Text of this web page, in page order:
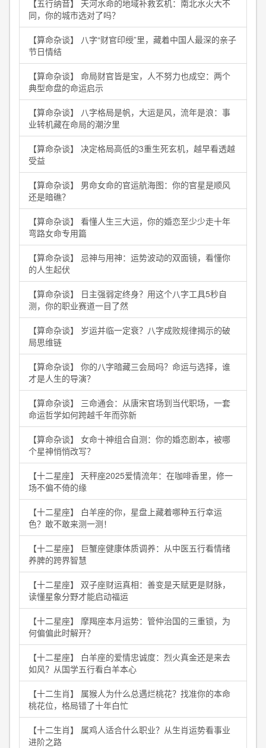
【五行纳音】 天河水命的地域补救玄机：南北水火大不
同，你的城市选对了吗？
【算命杂谈】 八字“财官印绶”里，藏着中国人最深的亲子
节日情结
【算命杂谈】 命局财官皆是宝，人不努力也成空：两个
典型命盘的命运启示
【算命杂谈】 八字格局是帆，大运是风，流年是浪：事
业转机藏在命局的潮汐里
【算命杂谈】 决定格局高低的3重生死玄机，越早看透越
受益
【算命杂谈】 男命女命的官运航海图：你的官星是顺风
还是暗礁？
【算命杂谈】 看懂人生三大运，你的婚恋至少少走十年
弯路女命专用篇
【算命杂谈】 忌神与用神：运势波动的双面镜，看懂你
的人生起伏
【算命杂谈】 日主强弱定终身？用这个八字工具5秒自
测，你的职业赛道一目了然
【算命杂谈】 岁运并临一定衰？八字成败规律揭示的破
局思维链
【算命杂谈】 你的八字暗藏三会局吗？命运与选择，谁
才是人生的导演？
【算命杂谈】 三命通会：从唐宋官场到当代职场，一套
命运哲学如何跨越千年而弥新
【算命杂谈】 女命十神组合自测：你的婚恋剧本，被哪
个星神悄悄改写？
【十二星座】 天秤座2025爱情流年：在咖啡香里，修一
场不偏不倚的缘
【十二星座】 白羊座的你，星盘上藏着哪种五行幸运
色？敢不敢来测一测！
【十二星座】 巨蟹座健康体质调养：从中医五行看情绪
养脾的跨界智慧
【十二星座】 双子座财运真相：善变是天赋更是财脉，
读懂星象分野才能启动福运
【十二星座】 摩羯座本月运势：管仲治国的三重锁，为
何偏偏此时解开？
【十二星座】 白羊座的爱情忠诚度：烈火真金还是来去
如风？从国学五行看白羊本心
【十二生肖】 属猴人为什么总遇烂桃花？找准你的本命
桃花位，格局错了十年白忙
【十二生肖】 属鸡人适合什么职业？从生肖运势看事业
进阶之路